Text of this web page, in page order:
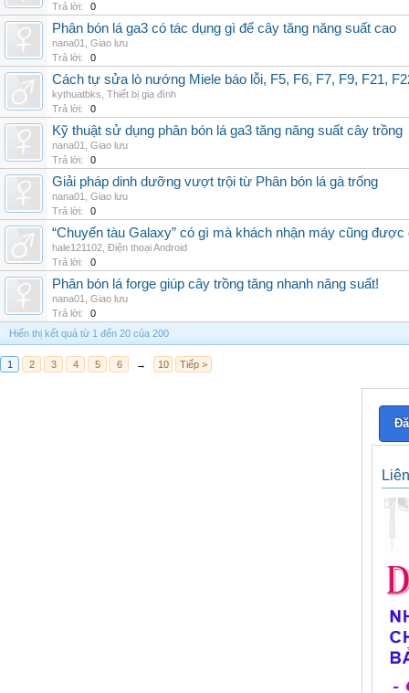
Trả lời:
0
Phân bón lá ga3 có tác dụng gì để cây tăng năng suất cao
nana01
Giao lưu
Trả lời:
0
Cách tự sửa lò nướng Miele báo lỗi, F5, F6, F7, F9, F21,
kythuatbks Thiết bị gia đình
Trả lời:
0
Kỹ thuật sử dụng phân bón lá ga3 tăng năng suất cây trồng
nana01
Giao lưu
Trả lời:
0
Giải pháp dinh dưỡng vượt trội từ Phân bón lá gà trống
nana01
Giao lưu
Trả lời:
0
“Chuyến tàu Galaxy” có gì mà khách nhận máy cũng được
hale121102 Điện thoại Android
Trả lời:
0
Phân bón lá forge giúp cây trồng tăng nhanh năng suất!
nana01
Giao lưu
Trả lời:
0
Hiển thị kết quả từ 1 đến 20 của 200
1 2 3 4 5 6 → 10 Tiếp >